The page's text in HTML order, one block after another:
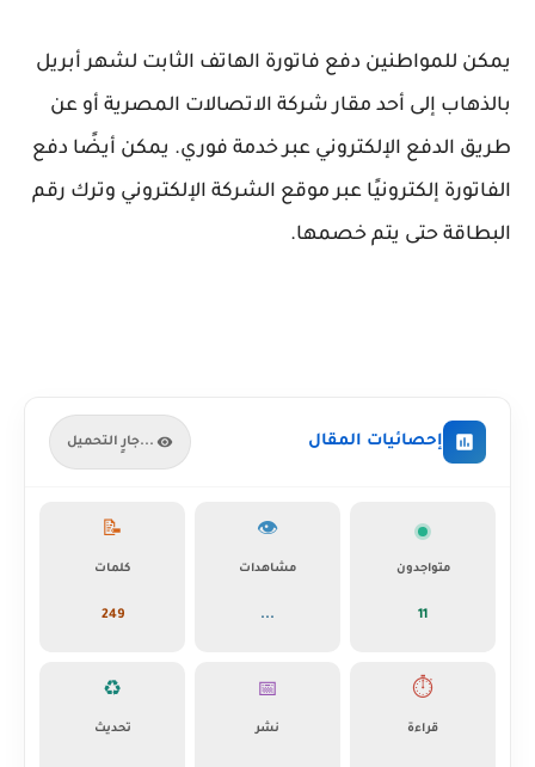
يمكن للمواطنين دفع فاتورة الهاتف الثابت لشهر أبريل
بالذهاب إلى أحد مقار شركة الاتصالات المصرية أو عن
طريق الدفع الإلكتروني عبر خدمة فوري. يمكن أيضًا دفع
الفاتورة إلكترونيًا عبر موقع الشركة الإلكتروني وترك رقم
البطاقة حتى يتم خصمها.
إحصائيات المقال جارٍ التحميل...
متواجدون
11
👁️
مشاهدات
...
📝
كلمات
249
⏱️
قراءة
📅
نشر
♻️
تحديث